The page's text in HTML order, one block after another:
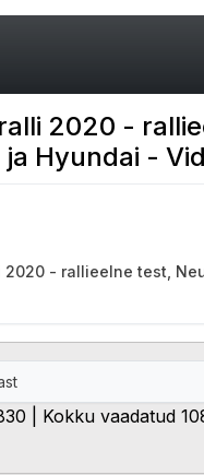
2020 -
Hyundai -
2020 - rallieelne test,
| Kokku vaadatud